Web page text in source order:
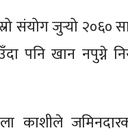
संयोग जुर्‍यो २०६०
पनि खान नपुग्ने
काशीले